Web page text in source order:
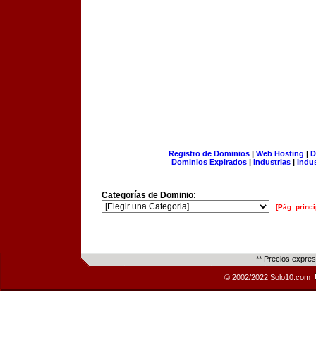
Registro de Dominios| Web Hosting |
Dominios Expirados | Industrias |
Categorías de Dominio:
[Pág.
** Precios
© 2002/2022 Solo10.com